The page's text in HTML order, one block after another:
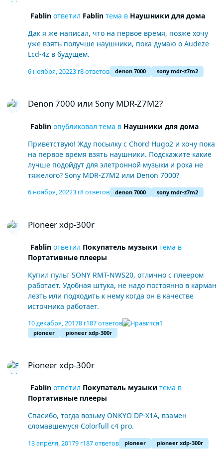
Fablinответил Fablinтема в Наушники для дома
Дак я же написал, что на первое время, позже хочу
уже взять получше наушники, пока думаю о Audeze
Lcd-4z в будущем.
6 ноября, 20223 г8 ответов denon 7000 sony mdr-z7m2
Denon 7000 или Sony MDR-Z7M2?
Fablinопубликовал тема в Наушники для дома
Приветствую! Жду посылку с Chord Hugo2 и хочу пока
на первое время взять наушники. Подскажите какие
лучше подойдут для элетронной музыки и рока не
тяжелого? Sony MDR-Z7M2 или Denon 7000?
6 ноября, 20223 г8 ответов denon 7000 sony mdr-z7m2
Pioneer xdp-300r
Fablinответил Покупатель музыки тема в
Портативные плееры
Купил пульт SONY RMT-NWS20, отлично с плеером
работает. Удобная штука, не надо постоянно в карман
лезть или подходить к нему когда он в качестве
источника работает.
10 декабря, 20178 г187 ответов 1
pioneer pioneer xdp-300r
Pioneer xdp-300r
Fablinответил Покупатель музыки тема в
Портативные плееры
Спасибо, тогда возьму ONKYO DP-X1A, взамен
сломавшемуся Colorfull c4 pro.
13 апреля, 20179 г187 ответов pioneer pioneer xdp-300r